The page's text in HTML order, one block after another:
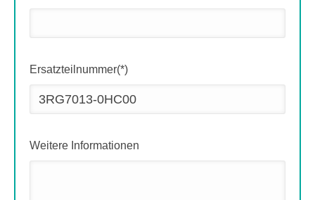
Ersatzteilnummer(*)
Weitere Informationen